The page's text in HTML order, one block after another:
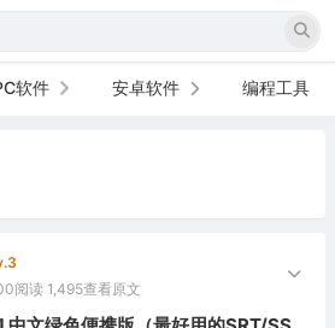
软件 安卓软件 编程工具
阅读 1,495查看原文